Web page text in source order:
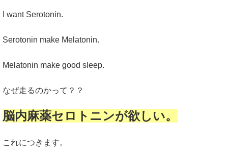
I want Serotonin.
Serotonin make Melatonin.
Melatonin make good sleep.
なぜ走るのかって？？
脳内麻薬セロトニンが欲しい。
これにつきます。